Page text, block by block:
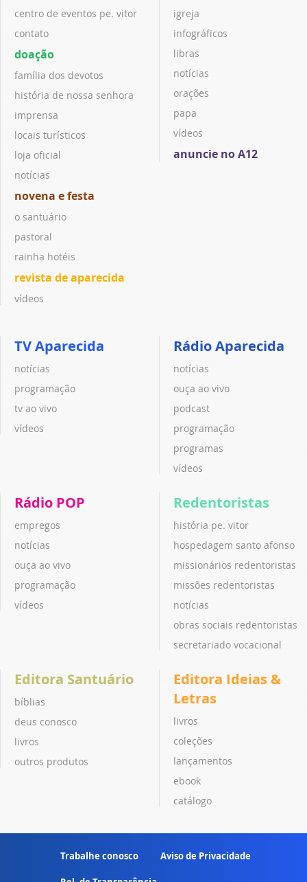
centro de eventos pe. vitor
contato
doação
família dos devotos
história de nossa senhora
imprensa
locais turísticos
loja oficial
notícias
novena e festa
o santuário
pastoral
rainha hotéis
revista de aparecida
vídeos
igreja
infográficos
libras
notícias
orações
papa
vídeos
anuncie no A12
TV Aparecida
notícias
programação
tv ao vivo
vídeos
Rádio Aparecida
notícias
ouça ao vivo
podcast
programação
programas
vídeos
Rádio POP
empregos
notícias
ouça ao vivo
programação
vídeos
Redentoristas
história pe. vitor
hospedagem santo afonso
missionários redentoristas
missões redentoristas
notícias
obras sociais redentoristas
secretariado vocacional
Editora Santuário
bíblias
deus conosco
livros
outros produtos
Editora Ideias &
Letras
livros
coleções
lançamentos
ebook
catálogo
Trabalhe conosco Aviso de Privacidade